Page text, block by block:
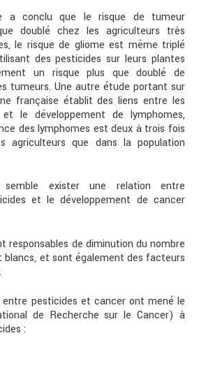
a conclu que le risque de tumeur
doublé chez les agriculteurs très
le risque de gliome est même triplé
des pesticides sur leurs plantes
un risque plus que doublé de
tumeurs. Une autre étude portant sur
française établit des liens entre les
le développement de lymphomes,
des lymphomes est deux à trois fois
agriculteurs que dans la population
semble exister une relation entre
et le développement de cancer
responsables de diminution du nombre
blancs, et sont également des facteurs
entre pesticides et cancer ont mené le
de Recherche sur le Cancer) à
: